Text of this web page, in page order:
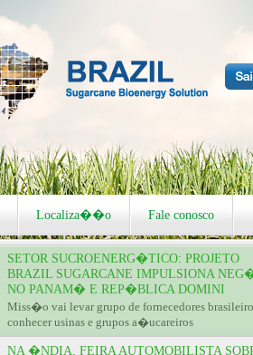
Localiza��o Fale conosco
SETOR SUCROENERG�TICO: PROJETO
BRAZIL SUGARCANE IMPULSIONA
NO PANAM� E REP�BLICA DOMINI
Miss�o vai levar grupo de fornecedores
conhecer usinas e grupos a�ucareiros
NA �NDIA, FEIRA AUTOMOBILISTA